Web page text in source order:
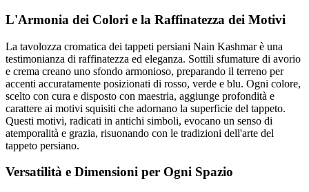
L'Armonia dei Colori e la Raffinatezza dei Motivi
La tavolozza cromatica dei tappeti persiani Nain Kashmar è una
testimonianza di raffinatezza ed eleganza. Sottili sfumature di avorio
e crema creano uno sfondo armonioso, preparando il terreno per
accenti accuratamente posizionati di rosso, verde e blu. Ogni colore,
scelto con cura e disposto con maestria, aggiunge profondità e
carattere ai motivi squisiti che adornano la superficie del tappeto.
Questi motivi, radicati in antichi simboli, evocano un senso di
atemporalità e grazia, risuonando con le tradizioni dell'arte del
tappeto persiano.
Versatilità e Dimensioni per Ogni Spazio